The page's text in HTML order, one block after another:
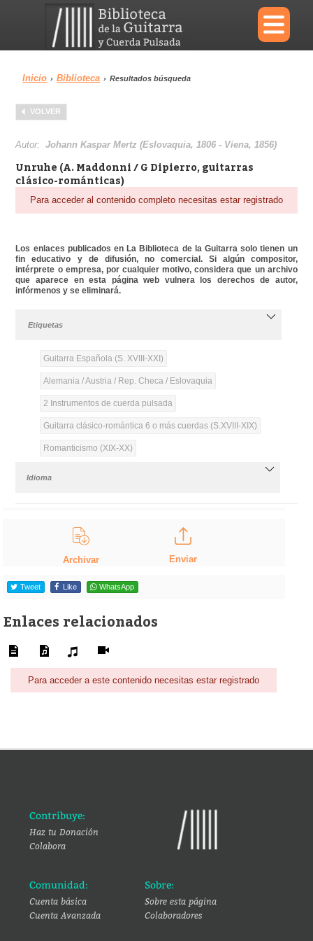
×
Menu
Biblioteca Diccionario
Área personal Reproductor
Inicio › Biblioteca › Resultados búsqueda
VOLVER
Autor:Johann Kaspar Mertz (Eslovaquia, 1806 - Viena, 1856)
Unruhe (A. Maddonni / G Dipierro, guitarras
clásico-románticas)
Para acceder al contenido completo necesitas estar registrado
Los enlaces publicados en La Biblioteca de la Guitarra solo tienen un
fin educativo y de difusión, no comercial. Si algún compositor,
intérprete o empresa, por cualquier motivo, considera que un archivo
que aparece en esta página web vulnera los derechos de autor,
infórmenos y se eliminará.
Etiquetas
Guitarra Española (S. XVIII-XXI)
Alemania / Austria / Rep. Checa / Eslovaquia
2 Instrumentos de cuerda pulsada
Guitarra clásico-romántica 6 o más cuerdas (S.XVIII-XIX)
Romanticismo (XIX-XX)
Idioma
Archivar Enviar
Tweet Like WhatsApp
Enlaces relacionados
Para acceder a este contenido necesitas estar registrado
Contribuye:
Haz tu Donación
Colabora
Comunidad:
Cuenta básica
Cuenta Avanzada
Sobre:
Sobre esta página
Colaboradores